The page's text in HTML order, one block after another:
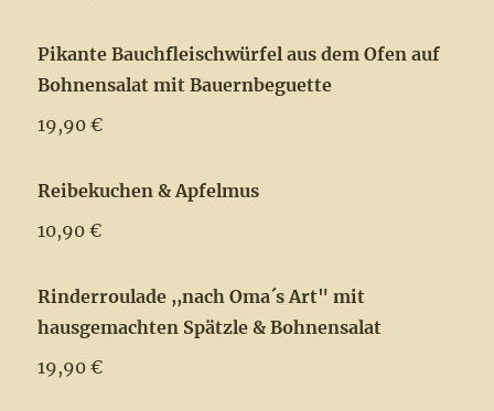
Pikante Bauchfleischwürfel aus dem Ofen auf
Bohnensalat mit Bauernbeguette
19,90 €
Reibekuchen & Apfelmus
10,90 €
Rinderroulade ,,nach Oma´s Art" mit
hausgemachten Spätzle & Bohnensalat
19,90 €